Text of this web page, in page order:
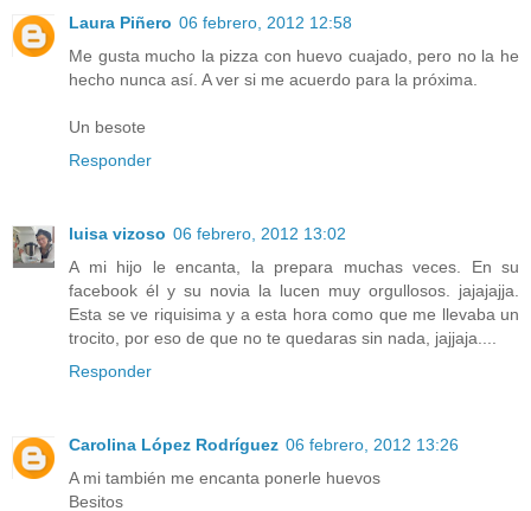
Laura Piñero 06 febrero, 2012 12:58
Me gusta mucho la pizza con huevo cuajado, pero no la he
hecho nunca así. A ver si me acuerdo para la próxima.
Un besote
Responder
luisa vizoso 06 febrero, 2012 13:02
A mi hijo le encanta, la prepara muchas veces. En su
facebook él y su novia la lucen muy orgullosos. jajajajja.
Esta se ve riquisima y a esta hora como que me llevaba un
trocito, por eso de que no te quedaras sin nada, jajjaja....
Responder
Carolina López Rodríguez 06 febrero, 2012 13:26
A mi también me encanta ponerle huevos
Besitos